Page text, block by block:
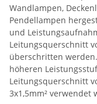
Wandlampen,
Pendellampen
und
Leitungsquerschnitt
überschritten
höheren
Leitungsquerschnitt
3x1,5mm² verwendet